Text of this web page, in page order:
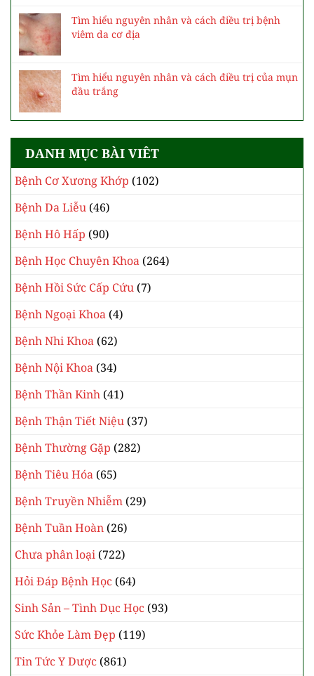
Tìm hiểu nguyên nhân và cách điều trị bệnh
viêm da cơ địa
Tìm hiểu nguyên nhân và cách điều trị của mụn
đầu trắng
DANH MỤC BÀI VIÊT
Bệnh Cơ Xương Khớp (102)
Bệnh Da Liễu (46)
Bệnh Hô Hấp (90)
Bệnh Học Chuyên Khoa (264)
Bệnh Hồi Sức Cấp Cứu (7)
Bệnh Ngoại Khoa (4)
Bệnh Nhi Khoa (62)
Bệnh Nội Khoa (34)
Bệnh Thần Kinh (41)
Bệnh Thận Tiết Niệu (37)
Bệnh Thường Gặp (282)
Bệnh Tiêu Hóa (65)
Bệnh Truyền Nhiễm (29)
Bệnh Tuần Hoàn (26)
Chưa phân loại (722)
Hỏi Đáp Bệnh Học (64)
Sinh Sản – Tình Dục Học (93)
Sức Khỏe Làm Đẹp (119)
Tin Tức Y Dược (861)